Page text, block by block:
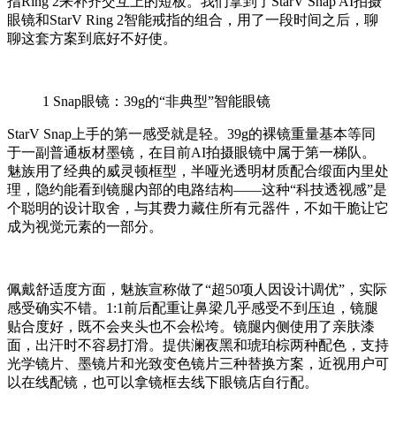
眼镜和StarV Ring 2智能戒指的组合，用了一段时间之后，聊
聊这套方案到底好不好使。
1 Snap眼镜：39g的“非典型”智能眼镜
StarV Snap上手的第一感受就是轻。39g的裸镜重量基本等同
于一副普通板材墨镜，在目前AI拍摄眼镜中属于第一梯队。
魅族用了经典的威灵顿框型，半哑光透明材质配合缎面内里处
理，隐约能看到镜腿内部的电路结构——这种“科技透视感”是
个聪明的设计取舍，与其费力藏住所有元器件，不如干脆让它
成为视觉元素的一部分。
佩戴舒适度方面，魅族宣称做了“超50项人因设计调优”，实际
感受确实不错。1:1前后配重让鼻梁几乎感受不到压迫，镜腿
贴合度好，既不会夹头也不会松垮。镜腿内侧使用了亲肤漆
面，出汗时不容易打滑。提供澜夜黑和琥珀棕两种配色，支持
光学镜片、墨镜片和光致变色镜片三种替换方案，近视用户可
以在线配镜，也可以拿镜框去线下眼镜店自行配。